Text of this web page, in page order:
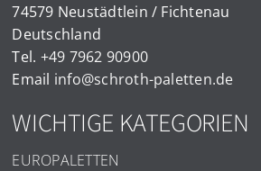
74579 Neustädtlein / Fichtenau
Deutschland
Tel. +49 7962 90900
Email info@schroth-paletten.de
WICHTIGE KATEGORIEN
EUROPALETTEN